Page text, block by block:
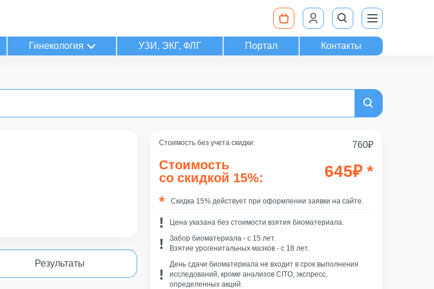
Гинекология УЗИ, ЭКГ, ФЛГ Портал Контакты
Стоимость без учета скидки: 760₽
Стоимость
со скидкой 15%:
645₽ *
Скидка 15% действует при оформлении заявки на сайте.
Цена указана без стоимости взятия биоматериала.
Забор биоматериала - c 15 лет.
Взятие урогенитальных мазков - с 18 лет.
День сдачи биоматериала не входит в срок выполнения
исследований, кроме анализов CITO, экспресс,
определенных акций.
Результаты